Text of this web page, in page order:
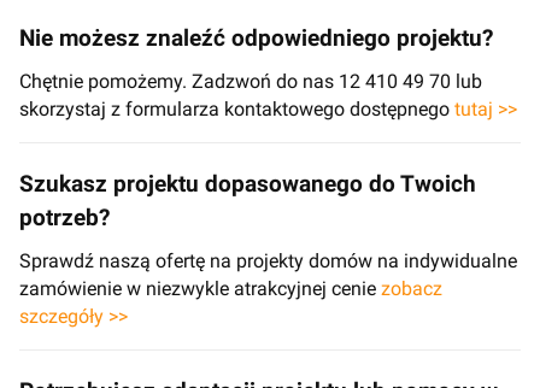
Nie możesz znaleźć odpowiedniego projektu?
Chętnie pomożemy. Zadzwoń do nas 12 410 49 70 lub
skorzystaj z formularza kontaktowego dostępnego tutaj >>
Szukasz projektu dopasowanego do Twoich
potrzeb?
Sprawdź naszą ofertę na projekty domów na indywidualne
zamówienie w niezwykle atrakcyjnej cenie zobacz
szczegóły >>